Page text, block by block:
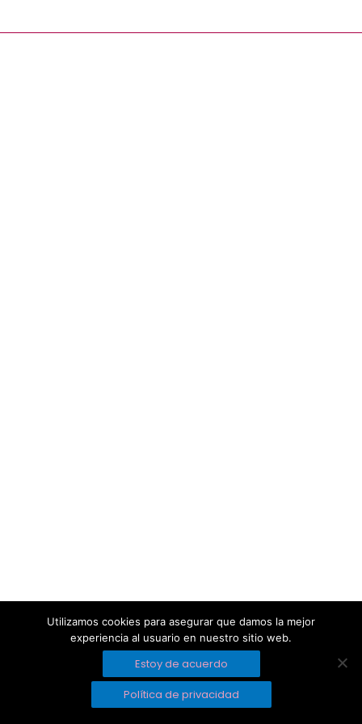
Utilizamos cookies para asegurar que damos la mejor
experiencia al usuario en nuestro sitio web.
Estoy de acuerdo
Política de privacidad